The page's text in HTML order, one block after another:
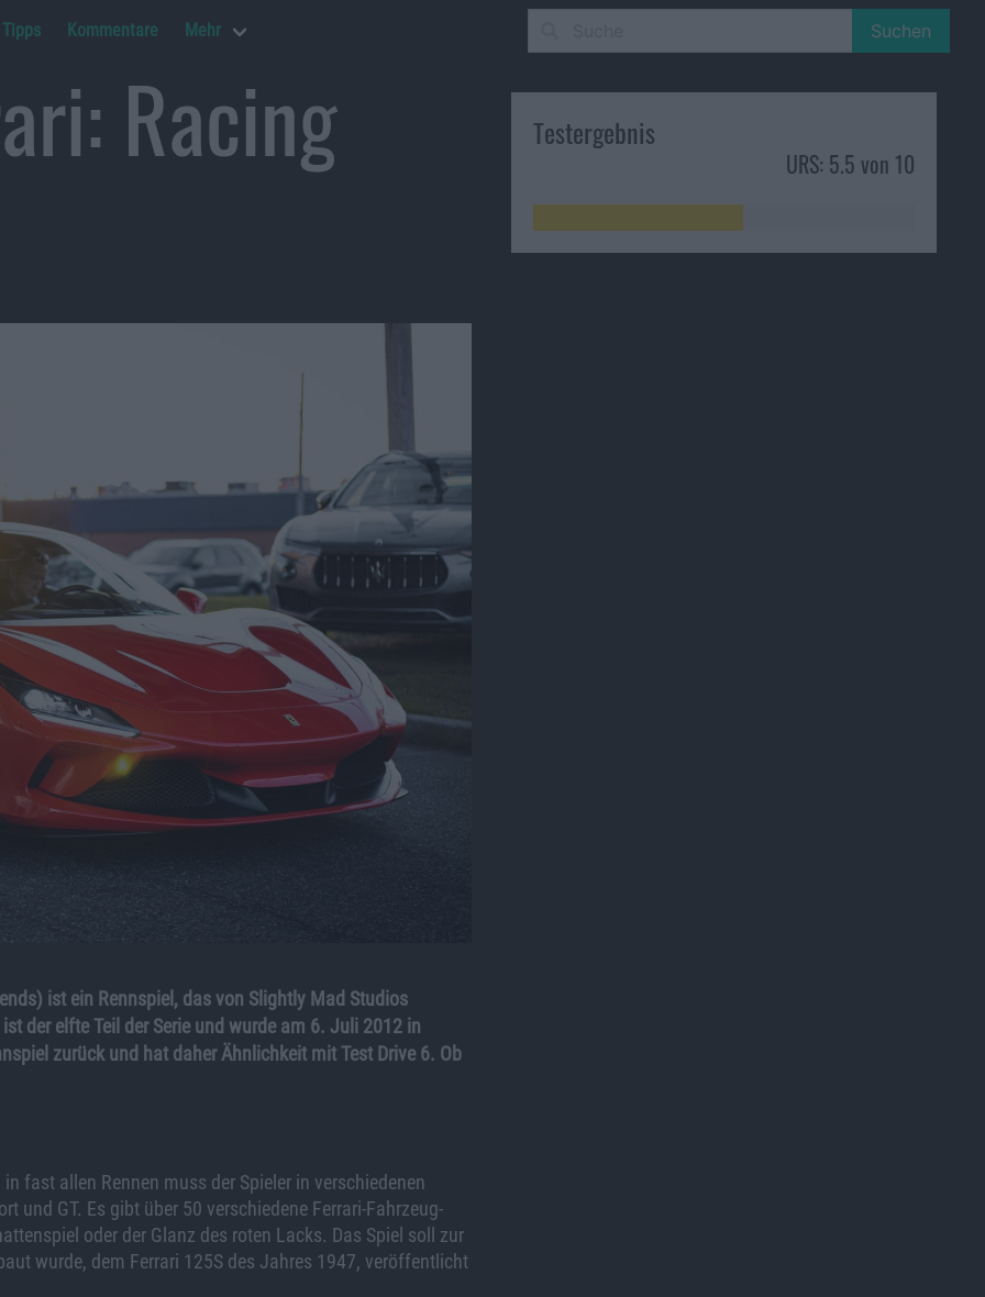
Tipps Kommentare Mehr Suchen
Racing
ist ein Rennspiel, das von Slightly Mad Studios
der elfte Teil der Serie und wurde am 6. Juli 2012 in
zurück und hat daher Ähnlichkeit mit Test Drive 6. Ob
fast allen Rennen muss der Spieler in verschiedenen
und GT. Es gibt über 50 verschiedene Ferrari-Fahrzeug-
oder der Glanz des roten Lacks. Das Spiel soll zur
wurde, dem Ferrari 125S des Jahres 1947, veröffentlicht
Testergebnis
URS: 5.5 von 10